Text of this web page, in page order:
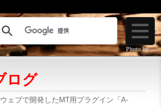
ェブで開発したMT用プラグイン「A-
ログ
Photo by ....